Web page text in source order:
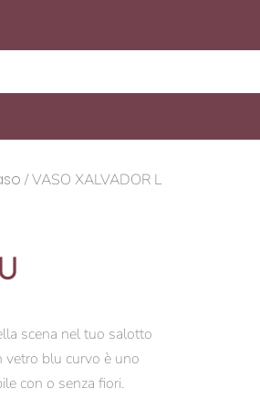
/ VASO XALVADOR L
scena nel tuo salotto
vetro blu curvo è uno
con o senza fiori.